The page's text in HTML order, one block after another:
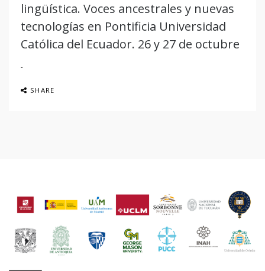
lingüística. Voces ancestrales y nuevas
tecnologías en Pontificia Universidad
Católica del Ecuador. 26 y 27 de octubre
SHARE